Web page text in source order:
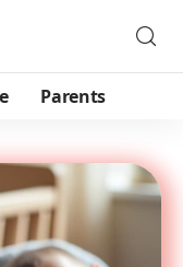
Parents